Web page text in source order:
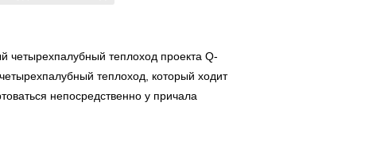
теплоход проекта Q-
теплоход, который ходит
непосредственно у причала